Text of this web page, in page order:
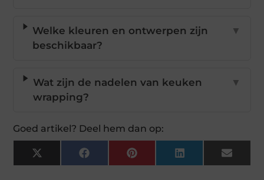
Welke kleuren en ontwerpen zijn
beschikbaar?
▼
Wat zijn de nadelen van keuken
wrapping?
▼
Goed artikel? Deel hem dan op:
X
(Twitter)
FacebookPinterestLinkedInEmail